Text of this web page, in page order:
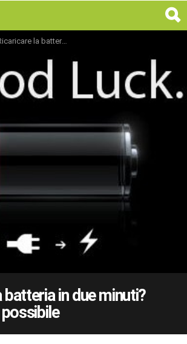
la batteria in due minuti? Presto sarà possibile
batteria in due minuti?